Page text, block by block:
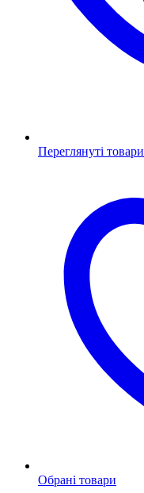
Переглянуті товари
Обрані товари